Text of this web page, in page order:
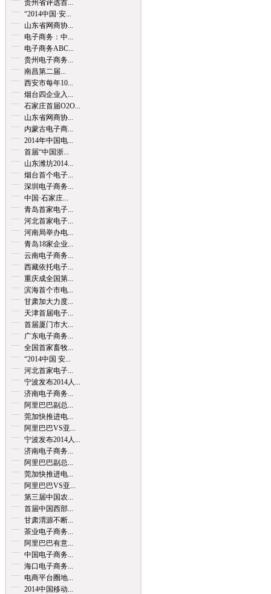
贵州省评选首...
“2014中国·安...
山东省网商协...
电子商务：中...
电子商务ABC...
贵州电子商务...
南昌第二届...
西安市每年10...
烟台四企业入...
石家庄首届O2O...
山东省网商协...
内蒙古电子商...
2014年中国电...
首届“中国浙...
山东潍坊2014...
烟台首个电子...
深圳电子商务...
中国·石家庄...
青岛首家电子...
河北首家电子...
河南局举办电...
青岛18家企业...
云南电子商务...
西藏依托电子...
重庆成全国第...
滨海首个市电...
甘肃加大力度...
天津首届电子...
首届厦门市大...
广东电子商务...
全国首家畜牧...
“2014中国 安...
河北首家电子...
宁波发布2014人...
济南电子商务...
阿里巴巴副总...
莞加快推进电...
阿里巴巴VS亚...
宁波发布2014人...
济南电子商务...
阿里巴巴副总...
莞加快推进电...
阿里巴巴VS亚...
第三届中国农...
首届中国西部...
甘肃渭源不断...
茶业电子商务...
阿里巴巴有意...
中国电子商务...
海口电子商务...
电商平台圈地...
2014中国移动...